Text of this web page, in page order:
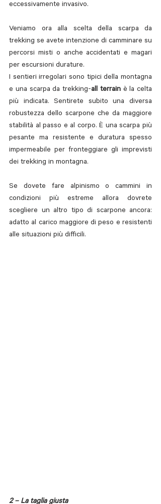
eccessivamente invasivo.
Veniamo ora alla scelta della scarpa da
trekking se avete intenzione di camminare su
percorsi misti o anche accidentati e magari
per escursioni durature.
I sentieri irregolari sono tipici della montagna
e una scarpa da trekking-all terrain è la celta
più indicata. Sentirete subito una diversa
robustezza dello scarpone che da maggiore
stabilità al passo e al corpo. È una scarpa più
pesante ma resistente e duratura spesso
impermeabile per fronteggiare gli imprevisti
dei trekking in montagna.
Se dovete fare alpinismo o cammini in
condizioni più estreme allora dovrete
scegliere un altro tipo di scarpone ancora:
adatto al carico maggiore di peso e resistenti
alle situazioni più difficili.
2 – La taglia giusta